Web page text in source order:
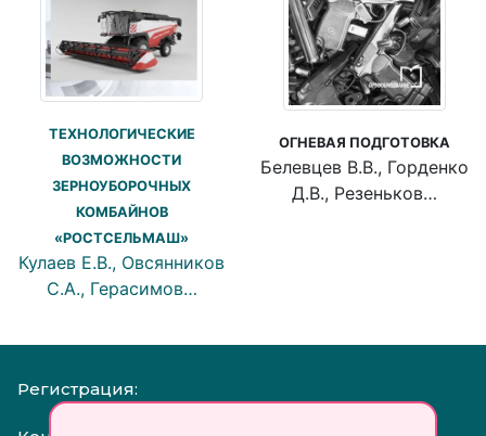
ТЕХНОЛОГИЧЕСКИЕ
ВОЗМОЖНОСТИ
ЗЕРНОУБОРОЧНЫХ
КОМБАЙНОВ
«РОСТСЕЛЬМАШ»
Кулаев Е.В., Овсянников
С.А., Герасимов…
ОГНЕВАЯ ПОДГОТОВКА
Белевцев В.В., Горденко
Д.В., Резеньков…
Регистрация: